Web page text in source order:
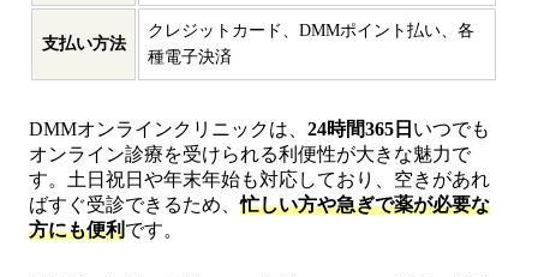
支払い方法
クレジットカード、DMMポイント払い、各
種電子決済
DMMオンラインクリニックは、 24時間365日 いつでも
オンライン診療を受けられる利便性が大きな魅力で
す。土日祝日や年末年始も対応しており、空きがあれ
ばすぐ受診できるため、忙しい方や急ぎで薬が必要な
方にも便利です。